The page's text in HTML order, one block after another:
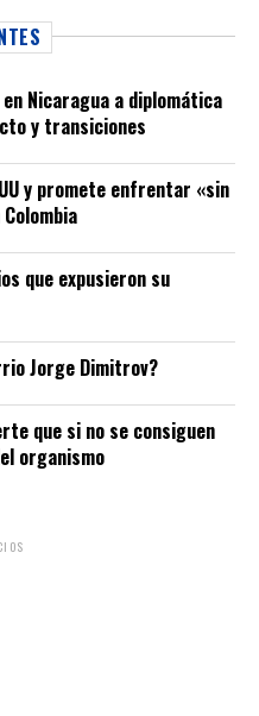
en Nicaragua a diplomática
y transiciones
y promete enfrentar «sin
que expusieron su
Jorge Dimitrov?
que si no se consiguen
organismo